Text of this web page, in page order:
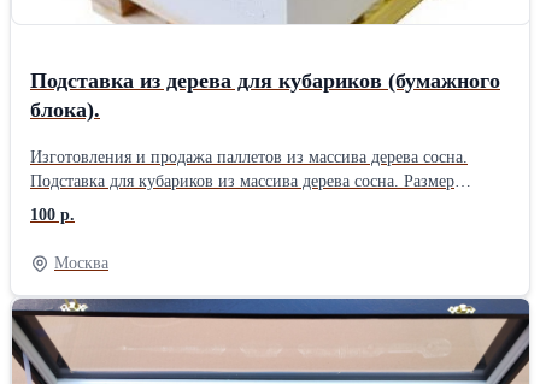
Подставка из дерева для кубариков (бумажного
блока).
Изготовления и продажа паллетов из массива дерева сосна.
Подставка для кубариков из массива дерева сосна. Размер
подставки из сосны. 80х80х20 мм. 90х90х20 мм 80х120х20 мм.
Тираж Стоимость 10 000 шт. 60 руб. 5 000 шт. 70 руб. 3 000 шт.
80 руб. 1 000 шт. 90 руб. 500 шт. 100 руб. Срок изготовления от
– 10 р. д. Работаем без НДС, оплата безнал. Изготовим любой
размер паллетов для бумажных блоков, по ТЗ заказчика.
100 р.
Москва